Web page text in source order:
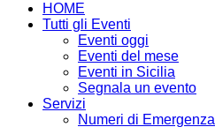
HOME
Tutti gli Eventi
Eventi oggi
Eventi del mese
Eventi in Sicilia
Segnala un evento
Servizi
Numeri di Emergenza